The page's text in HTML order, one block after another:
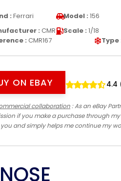
: Ferrari Model : 156
: CMR Scale : 1/18
: CMR167 Type
ON EBAY 4.4
collaboration: As an eBay
if you make a purchase through my
and simply helps me continue my